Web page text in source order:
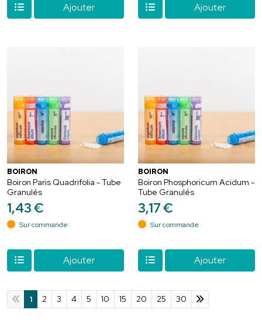
Ajouter Ajouter
BOIRON
Boiron Paris Quadrifolia - Tube
Granulés
1,43€
Sur commande
Ajouter
BOIRON
Boiron Phosphoricum Acidum -
Tube Granulés
3,17€
Sur commande
Ajouter
1 2 3 4 5 10 15 20 25 30